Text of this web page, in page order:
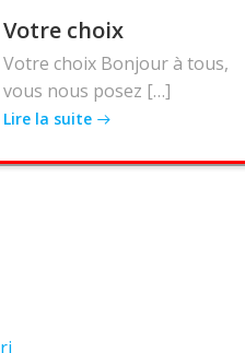
Votre choix
Votre choix Bonjour à tous,
vous nous posez […]
Lire la suite